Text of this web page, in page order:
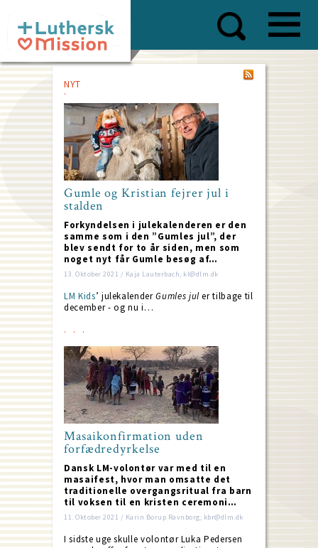
main
content
NYT
Gumle og Kristian fejrer jul i
stalden
Forkyndelsen i julekalenderen er den
samme som i den ”Gumles jul”, der
blev sendt for to år siden, men som
noget nyt får Gumle besøg af…
13. Oktober 2021 / Kaja Lauterbach, kl@dlm.dk
LM Kids’ julekalenderGumles juler tilbage til
december - og nu i…
Masaikonfirmation uden
forfædredyrkelse
Dansk LM-volontør var med til en
masaifest, hvor man omsatte det
traditionelle overgangsritual fra barn
til voksen til en kristen ceremoni…
11. Oktober 2021 / Karin Borup Ravnborg; kbr@dlm.dk
I sidste uge skulle volontør Luka Pedersen